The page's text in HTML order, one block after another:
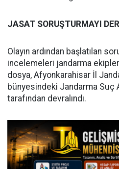
JASAT SORUŞTURMAYI
Olayın ardından başlatılan
incelemeleri jandarma
dosya, Afyonkarahisar İl
bünyesindeki Jandarma Suç
tarafından devralındı.